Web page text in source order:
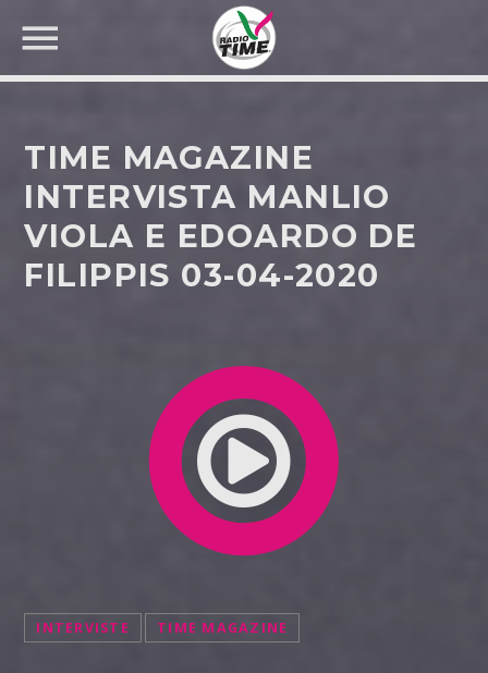
CERCA NEL SITO WEB:
TIME MAGAZINE
INTERVISTA MANLIO
VIOLA E EDOARDO DE
FILIPPIS 03-04-2020
INTERVISTE TIME MAGAZINE